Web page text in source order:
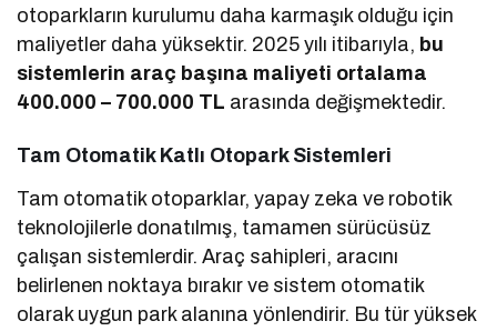
otoparkların kurulumu daha karmaşık olduğu için
maliyetler daha yüksektir. 2025 yılı itibarıyla, bu
sistemlerin araç başına maliyeti ortalama
400.000 – 700.000 TL arasında değişmektedir.
Tam Otomatik Katlı Otopark Sistemleri
Tam otomatik otoparklar, yapay zeka ve robotik
teknolojilerle donatılmış, tamamen sürücüsüz
çalışan sistemlerdir. Araç sahipleri, aracını
belirlenen noktaya bırakır ve sistem otomatik
olarak uygun park alanına yönlendirir. Bu tür yüksek